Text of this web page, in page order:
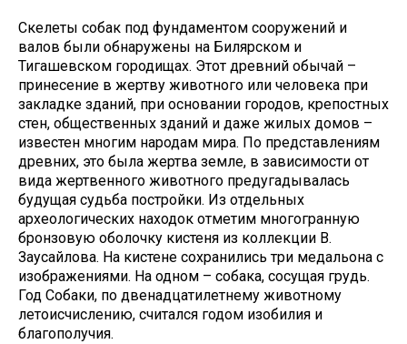
Скелеты собак под фундаментом сооружений и
валов были обнаружены на Билярском и
Тигашевском городищах. Этот древний обычай –
принесение в жертву животного или человека при
закладке зданий, при основании городов, крепостных
стен, общественных зданий и даже жилых домов –
известен многим народам мира. По представлениям
древних, это была жертва земле, в зависимости от
вида жертвенного животного предугадывалась
будущая судьба постройки. Из отдельных
археологических находок отметим многогранную
бронзовую оболочку кистеня из коллекции В.
Заусайлова. На кистене сохранились три медальона с
изображениями. На одном – собака, сосущая грудь.
Год Собаки, по двенадцатилетнему животному
летоисчислению, считался годом изобилия и
благополучия.